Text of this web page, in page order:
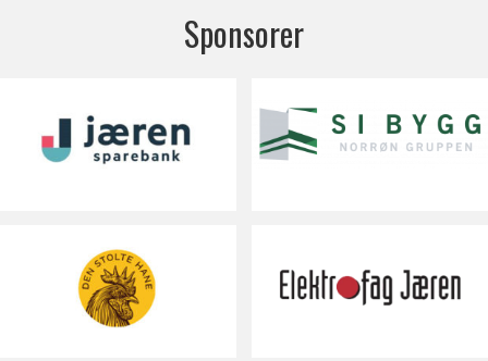
Sponsorer